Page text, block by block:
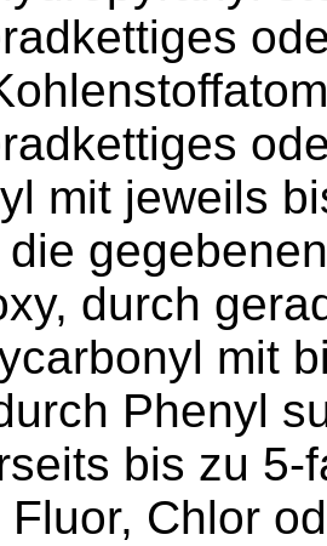
mit jeweils
durch
mit
Phenyl
bis zu 5-
Fluor, Chlor